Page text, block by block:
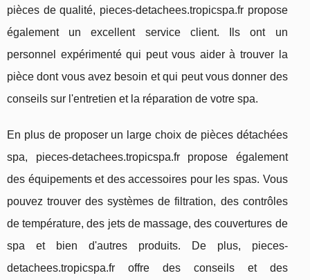
pièces de qualité, pieces-detachees.tropicspa.fr propose
également un excellent service client. Ils ont un
personnel expérimenté qui peut vous aider à trouver la
pièce dont vous avez besoin et qui peut vous donner des
conseils sur l'entretien et la réparation de votre spa.
En plus de proposer un large choix de pièces détachées
spa, pieces-detachees.tropicspa.fr propose également
des équipements et des accessoires pour les spas. Vous
pouvez trouver des systèmes de filtration, des contrôles
de température, des jets de massage, des couvertures de
spa et bien d'autres produits. De plus, pieces-
detachees.tropicspa.fr offre des conseils et des